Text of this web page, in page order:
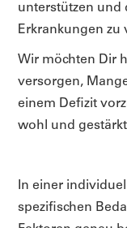
unterstützen und
Erkrankungen zu
Wir möchten Dir
versorgen,
einem Defizit
wohl und
In einer
spezifischen